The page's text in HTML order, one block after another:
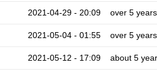
2021-04-29 - 20:09 over 5 years
2021-05-04 - 01:55 over 5 years
2021-05-12 - 17:09 about 5